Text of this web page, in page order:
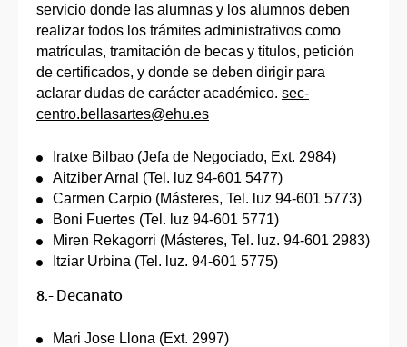
servicio donde las alumnas y los alumnos deben
realizar todos los trámites administrativos como
matrículas, tramitación de becas y títulos, petición
de certificados, y donde se deben dirigir para
aclarar dudas de carácter académico. sec-
centro.bellasartes@ehu.es
Iratxe Bilbao (Jefa de Negociado, Ext. 2984)
Aitziber Arnal (Tel. luz 94-601 5477)
Carmen Carpio (Másteres, Tel. luz 94-601 5773)
Boni Fuertes (Tel. luz 94-601 5771)
Miren Rekagorri (Másteres, Tel. luz. 94-601 2983)
Itziar Urbina (Tel. luz. 94-601 5775)
8.- Decanato
Mari Jose Llona (Ext. 2997)